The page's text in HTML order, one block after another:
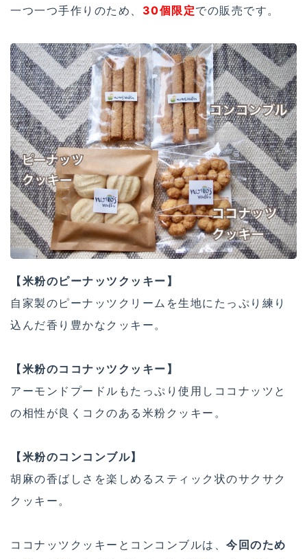
一つ一つ手作りのため、 30個限定での販売です。
【米粉のピーナッツクッキー】
自家製のピーナッツクリームを生地にたっぷり練り
込んだ香り豊かなクッキー。
【米粉のココナッツクッキー】
アーモンドプードルもたっぷり使用しココナッツと
の相性が良くコクのある米粉クッキー。
【米粉のコンコンブル】
胡麻の香ばしさを楽しめるスティック状のサクサク
クッキー。
ココナッツクッキーとコンコンブルは、 今回のため